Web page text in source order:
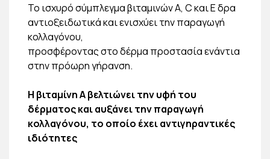
Το ισχυρό σύμπλεγμα βιταμινών Α, C και Ε δρα
αντιοξειδωτικά και ενισχύει την παραγωγή
κολλαγόνου,
προσφέροντας στο δέρμα προστασία ενάντια
στην πρόωρη γήρανση.
Η βιταμίνη Α βελτιώνει την υφή του
δέρματος και αυξάνει την παραγωγή
κολλαγόνου, το οποίο έχει αντιγηραντικές
ιδιότητες